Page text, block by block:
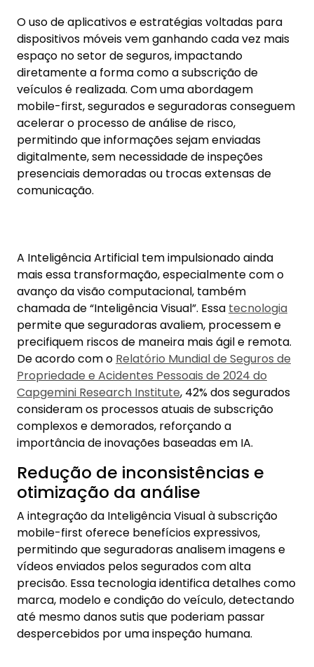
acelerar o processo de análise de risco,
permitindo que informações sejam enviadas
digitalmente, sem necessidade de inspeções
presenciais demoradas ou trocas extensas de
comunicação.
A Inteligência Artificial tem impulsionado ainda
mais essa transformação, especialmente com o
avanço da visão computacional, também
chamada de “Inteligência Visual”. Essatecnologia
permite que seguradoras avaliem, processem e
Capgemini Research Institute, 42% dos segurados
consideram os processos atuais de subscrição
complexos e demorados, reforçando a
importância de inovações baseadas em IA.
Redução de inconsistências e
otimização da análise
A integração da Inteligência Visual à subscrição
mobile-first oferece benefícios expressivos,
permitindo que seguradoras analisem imagens e
vídeos enviados pelos segurados com alta
precisão. Essa tecnologia identifica detalhes como
marca, modelo e condição do veículo, detectando
até mesmo danos sutis que poderiam passar
despercebidos por uma inspeção humana.
Com decisões mais rápidas e dados mais
confiáveis, as seguradoras conseguem oferecer
avaliações de risco mais justas e padronizadas.
Além disso, a automação reduz a subjetividade e o
erro humano, desafios frequentes na subscrição
de veículos. Esse avanço se mostra essencial para
o setor, considerando que 70% das seguradoras
relataram dificuldades com decisões de